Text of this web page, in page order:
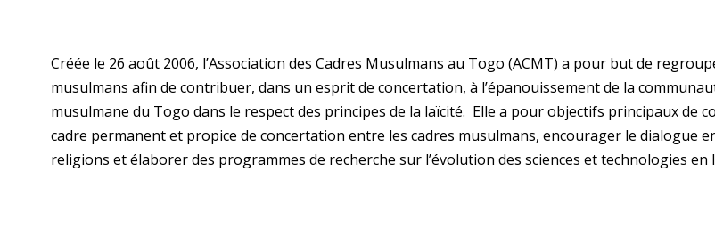
Créée le 26 août 2006, l’Association des Cadres Musulmans au Togo (ACMT) a pour but de
musulmans afin de contribuer, dans un esprit de concertation, à l’épanouissement de la
musulmane du Togo dans le respect des principes de la laïcité. Elle a pour objectifs principaux de
cadre permanent et propice de concertation entre les cadres musulmans, encourager le dialogue
religions et élaborer des programmes de recherche sur l’évolution des sciences et technologies en